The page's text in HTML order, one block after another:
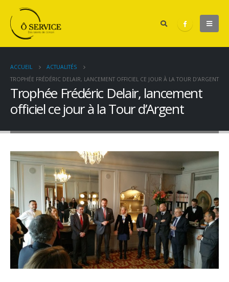
ACCUEIL
ACTUALITÉS
TROPHÉE FRÉDÉRIC DELAIR, LANCEMENT OFFICIEL CE JOUR À LA TOUR D’ARGENT
Trophée Frédéric Delair, lancement
officiel ce jour à la Tour d’Argent